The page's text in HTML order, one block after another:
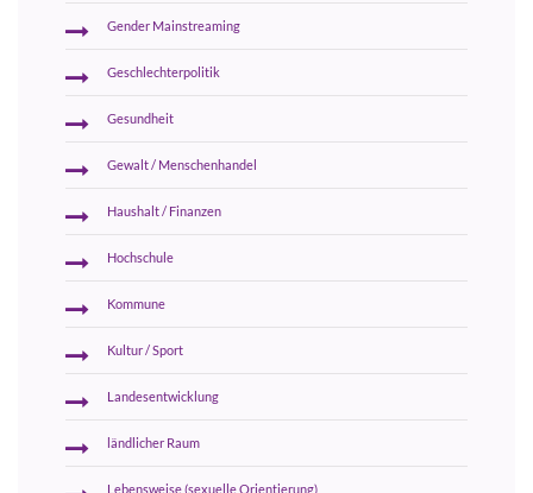
Gender Mainstreaming
Geschlechterpolitik
Gesundheit
Gewalt / Menschenhandel
Haushalt / Finanzen
Hochschule
Kommune
Kultur / Sport
Landesentwicklung
ländlicher Raum
Lebensweise (sexuelle Orientierung)